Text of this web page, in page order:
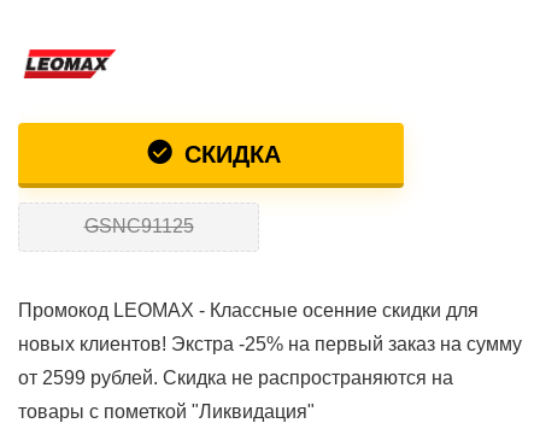
СКИДКА
GSNC91125
Промокод LEOMAX - Классные осенние скидки для
новых клиентов! Экстра -25% на первый заказ на сумму
от 2599 рублей. Скидка не распространяются на
товары с пометкой "Ликвидация"